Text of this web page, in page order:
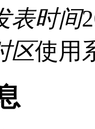
表时间
区使用